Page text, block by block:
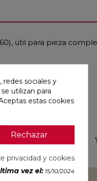
útil para pieza
sociales y
utilizan para
estas cookies
Rechazar
privacidad y cookies
vez el: 15/10/2024